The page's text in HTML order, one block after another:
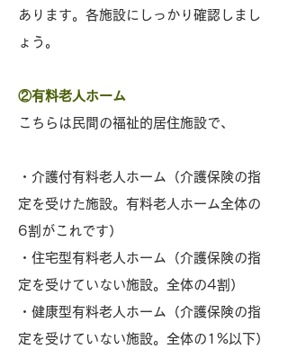
あります。各施設にしっかり確認しまし
ょう。
②有料老人ホーム
こちらは民間の福祉的居住施設で、
・介護付有料老人ホーム（介護保険の指
定を受けた施設。有料老人ホーム全体の
6割がこれです）
・住宅型有料老人ホーム（介護保険の指
定を受けていない施設。全体の4割）
・健康型有料老人ホーム（介護保険の指
定を受けていない施設。全体の1%以下）